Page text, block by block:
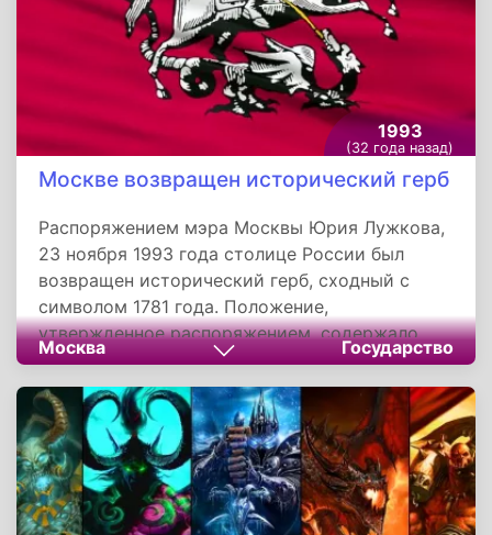
1993
(32 года назад)
Москве возвращен исторический герб
Распоряжением мэра Москвы Юрия Лужкова,
23 ноября 1993 года столице России был
возвращен исторический герб, сходный с
символом 1781 года. Положение,
утвержденное распоряжением, содержало
следующее описание герба: «На темно-
красном щите, развернутый вправо Георгий
Победоносец в серебряных доспехах и
лазуревой мантии, на серебряном коне
поражает золотым копьем черного змия».
Москва Государство